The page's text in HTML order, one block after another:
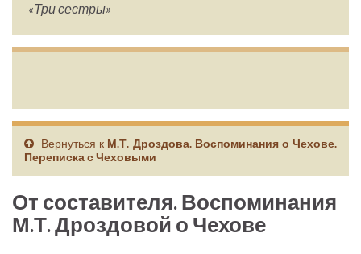
«Три сестры»
Вернуться к М.Т. Дроздова. Воспоминания о Чехове.
Переписка с Чеховыми
От составителя. Воспоминания
М.Т. Дроздовой о Чехове